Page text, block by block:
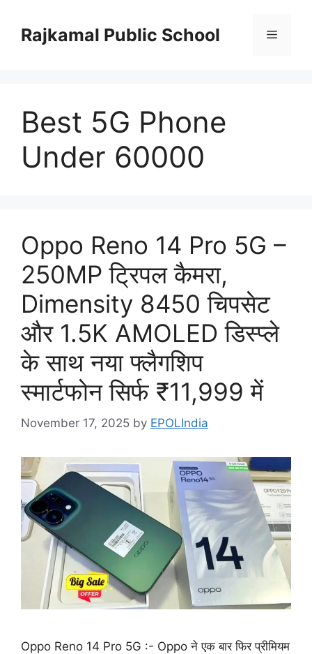
contentRajkamal Public School Menu
Best 5G Phone
Under 60000
Oppo Reno 14 Pro 5G –
250MP ट्रिपल कैमरा,
Dimensity 8450 चिपसेट
और 1.5K AMOLED डिस्प्ले
के साथ नया फ्लैगशिप
स्मार्टफोन सिर्फ ₹11,999 में
November 17, 2025 by EPOLIndia
Oppo Reno 14 Pro 5G :- Oppo ने एक बार फिर प्रीमियम